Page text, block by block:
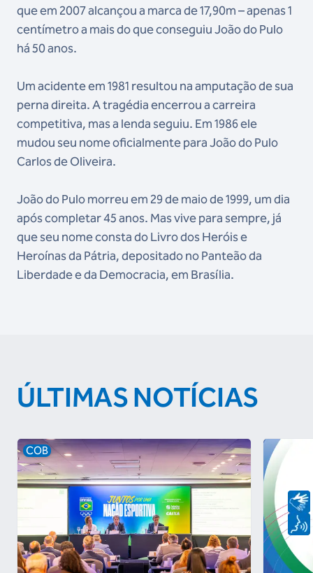
que em 2007 alcançou a marca de 17,90m – apenas 1
centímetro a mais do que conseguiu João do Pulo
há 50 anos.
Um acidente em 1981 resultou na amputação de sua
perna direita. A tragédia encerrou a carreira
competitiva, mas a lenda seguiu. Em 1986 ele
mudou seu nome oficialmente para João do Pulo
Carlos de Oliveira.
João do Pulo morreu em 29 de maio de 1999, um dia
após completar 45 anos. Mas vive para sempre, já
que seu nome consta do Livro dos Heróis e
Heroínas da Pátria, depositado no Panteão da
Liberdade e da Democracia, em Brasília.
ÚLTIMAS NOTÍCIAS
COB